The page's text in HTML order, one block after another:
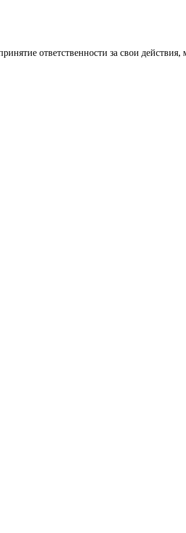
ответственности за свои